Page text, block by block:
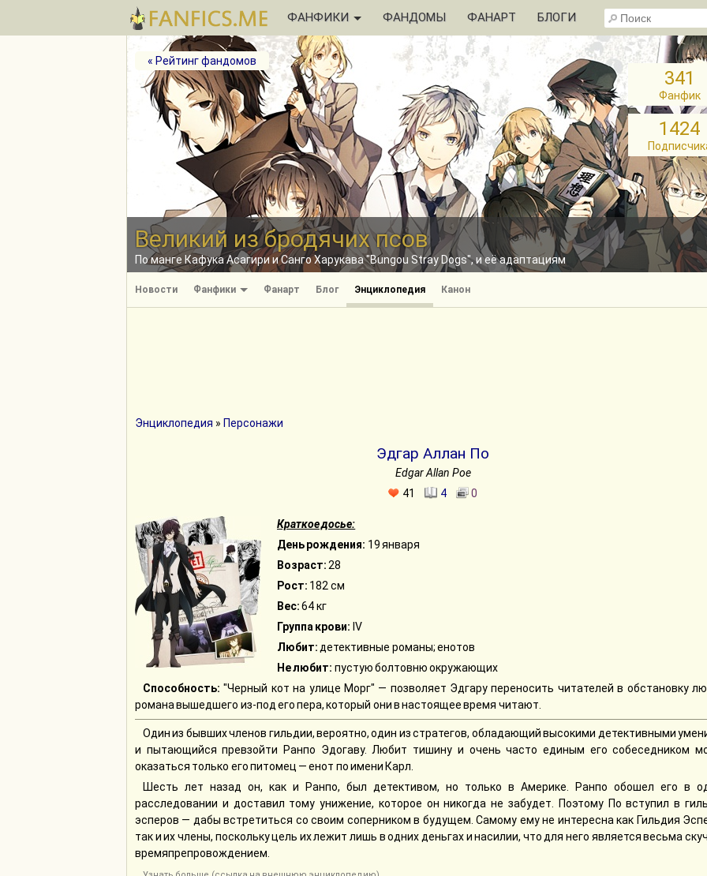
ФАНФИКИ ФАНДОМЫ ФАНАРТ БЛОГИ
Великий из бродячих псов
По манге Кафука Асагири и Санго Харукава "Bungou Stray Dogs", и её адаптациям
« Рейтинг фандомов
341
Фанфик
1424
Новости Фанфики Фанарт Блог Энциклопедия Канон
Энциклопедия » Персонажи
Эдгар Аллан По
Edgar Allan Poe
41
4 0
Краткое досье:
День рождения: 19 января
Возраст: 28
Рост: 182 см
Вес:64 кг
Группа крови: IV
Любит: детективные романы; енотов
Не любит: пустую болтовню окружающих
Способность: "Черный кот на улице Морг" — позволяет Эдгару переносить читателей в обстановку
романа вышедшего из-под его пера, который они в настоящее время читают.
Один из бывших членов гильдии, вероятно, один из стратегов, обладающий высокими детективными
и пытающийся превзойти Ранпо Эдогаву. Любит тишину и очень часто единым его собеседником
оказаться только его питомец — енот по имени Карл.
Шесть лет назад он, как и Ранпо, был детективом, но только в Америке. Ранпо обошел его в
расследовании и доставил тому унижение, которое он никогда не забудет. Поэтому По вступил в
эсперов — дабы встретиться со своим соперником в будущем. Самому ему не интересна как Гильдия
так и их члены, поскольку цель их лежит лишь в одних деньгах и насилии, что для него является весьма
времяпрепровождением.